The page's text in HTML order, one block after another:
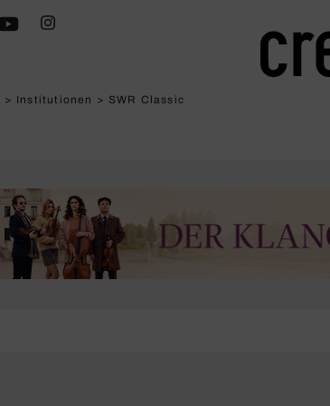
> Institutionen > SWR Classic